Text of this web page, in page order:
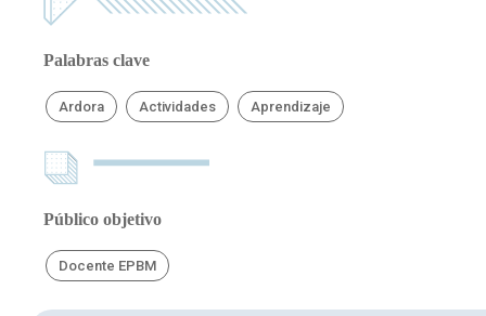
Palabras clave
Ardora Actividades Aprendizaje
Público objetivo
Docente EPBM